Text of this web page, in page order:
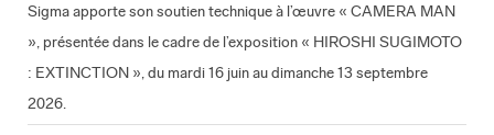
Sigma apporte son soutien technique à l’œuvre « CAMERA MAN
», présentée dans le cadre de l’exposition « HIROSHI SUGIMOTO
: EXTINCTION », du mardi 16 juin au dimanche 13 septembre
2026.